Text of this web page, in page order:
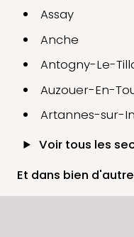
Assay
Anche
Antogny-Le-
Auzouer-En-
Artannes-sur-
Voir tous les
Et dans bien